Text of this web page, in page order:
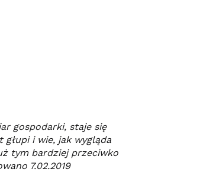
gospodarki, staje się
i wie, jak wygląda
tym bardziej przeciwko
7.02.2019